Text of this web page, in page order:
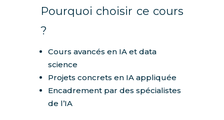
Pourquoi choisir ce cours
?
Cours avancés en IA et data
science
Projets concrets en IA appliquée
Encadrement par des spécialistes
de l’IA